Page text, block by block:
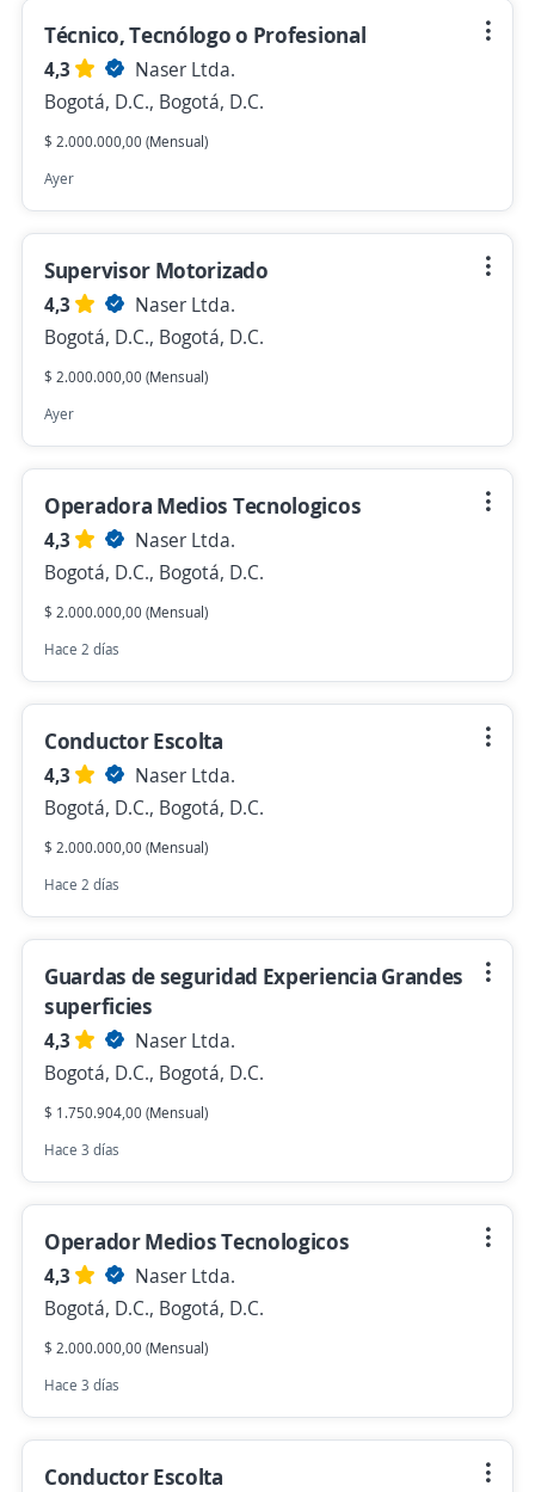
Técnico, Tecnólogo o Profesional
4,3
Naser Ltda.
Bogotá, D.C., Bogotá, D.C.
$ 2.000.000,00 (Mensual)
Ayer
Supervisor Motorizado
4,3
Naser Ltda.
Bogotá, D.C., Bogotá, D.C.
$ 2.000.000,00 (Mensual)
Ayer
Operadora Medios Tecnologicos
4,3
Naser Ltda.
Bogotá, D.C., Bogotá, D.C.
$ 2.000.000,00 (Mensual)
Hace 2 días
Conductor Escolta
4,3
Naser Ltda.
Bogotá, D.C., Bogotá, D.C.
$ 2.000.000,00 (Mensual)
Hace 2 días
Guardas de seguridad Experiencia Grandes
superficies
4,3
Naser Ltda.
Bogotá, D.C., Bogotá, D.C.
$ 1.750.904,00 (Mensual)
Hace 3 días
Operador Medios Tecnologicos
4,3
Naser Ltda.
Bogotá, D.C., Bogotá, D.C.
$ 2.000.000,00 (Mensual)
Hace 3 días
Conductor Escolta